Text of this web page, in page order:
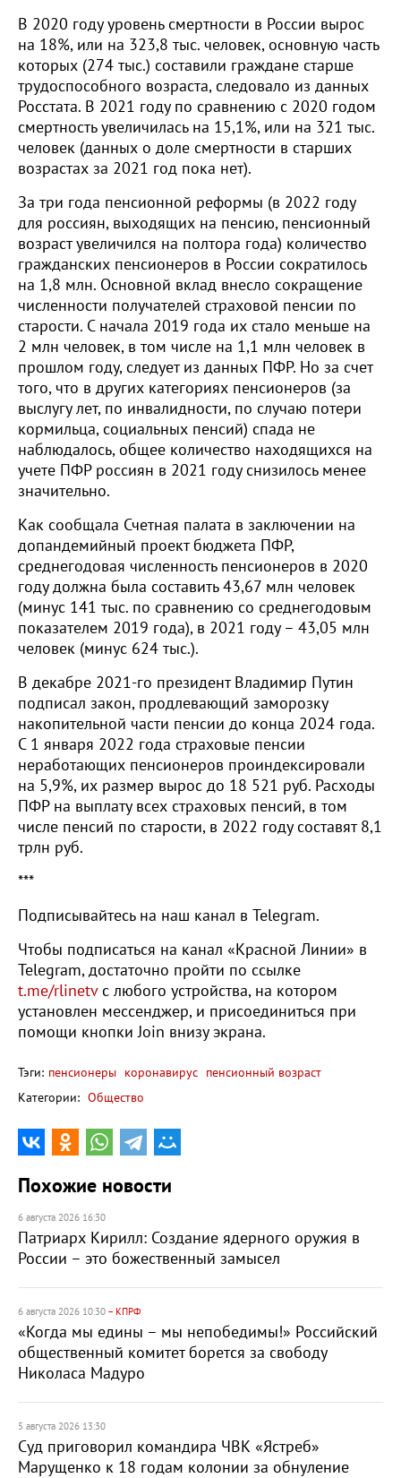
В 2020 году уровень смертности в России вырос
на 18%, или на 323,8 тыс. человек, основную часть
которых (274 тыс.) составили граждане старше
трудоспособного возраста, следовало из данных
Росстата. В 2021 году по сравнению с 2020 годом
смертность увеличилась на 15,1%, или на 321 тыс.
человек (данных о доле смертности в старших
возрастах за 2021 год пока нет).
За три года пенсионной реформы (в 2022 году
для россиян, выходящих на пенсию, пенсионный
возраст увеличился на полтора года) количество
гражданских пенсионеров в России сократилось
на 1,8 млн. Основной вклад внесло сокращение
численности получателей страховой пенсии по
старости. С начала 2019 года их стало меньше на
2 млн человек, в том числе на 1,1 млн человек в
прошлом году, следует из данных ПФР. Но за счет
того, что в других категориях пенсионеров (за
выслугу лет, по инвалидности, по случаю потери
кормильца, социальных пенсий) спада не
наблюдалось, общее количество находящихся на
учете ПФР россиян в 2021 году снизилось менее
значительно.
Как сообщала Счетная палата в заключении на
допандемийный проект бюджета ПФР,
среднегодовая численность пенсионеров в 2020
году должна была составить 43,67 млн человек
(минус 141 тыс. по сравнению со среднегодовым
показателем 2019 года), в 2021 году – 43,05 млн
человек (минус 624 тыс.).
В декабре 2021-го президент Владимир Путин
подписал закон, продлевающий заморозку
накопительной части пенсии до конца 2024 года.
С 1 января 2022 года страховые пенсии
неработающих пенсионеров проиндексировали
на 5,9%, их размер вырос до 18 521 руб. Расходы
ПФР на выплату всех страховых пенсий, в том
числе пенсий по старости, в 2022 году составят 8,1
трлн руб.
***
Подписывайтесь на наш канал в Telegram.
Чтобы подписаться на канал «Красной Линии» в
Telegram, достаточно пройти по ссылке
t.me/rlinetvс любого устройства, на котором
установлен мессенджер, и присоединиться при
помощи кнопки Join внизу экрана.
Тэги: пенсионеры коронавирус пенсионный возраст
Категории: Общество
Похожие новости
6 августа 2026 16:30
Патриарх Кирилл: Создание ядерного оружия в
России – это божественный замысел
6 августа 2026 10:30 – КПРФ
«Когда мы едины – мы непобедимы!» Российский
общественный комитет борется за свободу
Николаса Мадуро
5 августа 2026 13:30
Суд приговорил командира ЧВК «Ястреб»
Марущенко к 18 годам колонии за обнуление